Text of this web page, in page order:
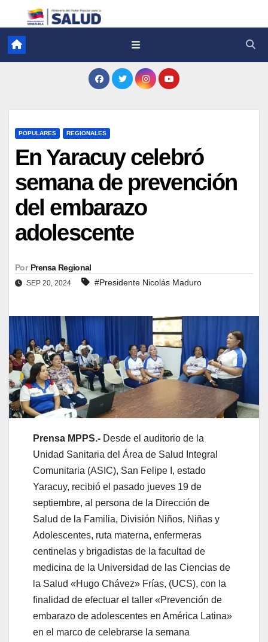
POPULARES REGIONALES
En Yaracuy celebró
semana de prevención
del embarazo
adolescente
Por Prensa Regional
SEP 20, 2024 #Presidente Nicolás Maduro
Prensa MPPS.- Desde el auditorio de la
Unidad Sanitaria del Área de Salud Integral
Comunitaria (ASIC), San Felipe I, estado
Yaracuy, recibió el pasado jueves 19 de
septiembre, al persona de la Dirección de
Salud de la Familia, División Niños, Niñas y
Adolescentes, ruta materna, enfermeras
centinelas y brigadistas de la facultad de
medicina de la Universidad de las Ciencias de
la Salud «Hugo Chávez» Frías, (UCS), con la
finalidad de efectuar el taller «Prevención de
embarazo de adolescentes en América Latina»
en el marco de celebrarse la semana